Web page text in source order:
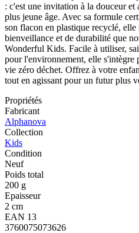
: c'est une invitation à la douceur et
plus jeune âge. Avec sa formule
son flacon en plastique recyclé, elle
bienveillance et de durabilité que
Wonderful Kids. Facile à utiliser,
pour l'environnement, elle s'intègre
vie zéro déchet. Offrez à votre
tout en agissant pour un futur plus
Propriétés
Fabricant
Alphanova
Collection
Kids
Condition
Neuf
Poids total
200 g
Epaisseur
2 cm
EAN 13
3760075073626